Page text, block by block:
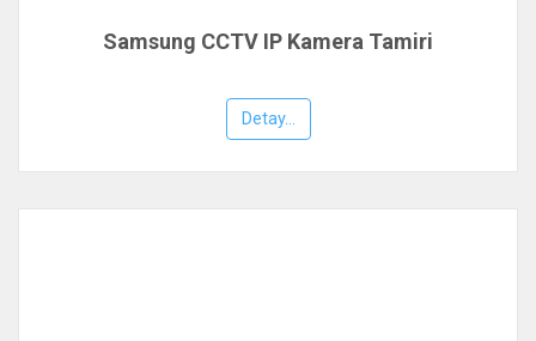
Samsung CCTV IP Kamera Tamiri
Detay...